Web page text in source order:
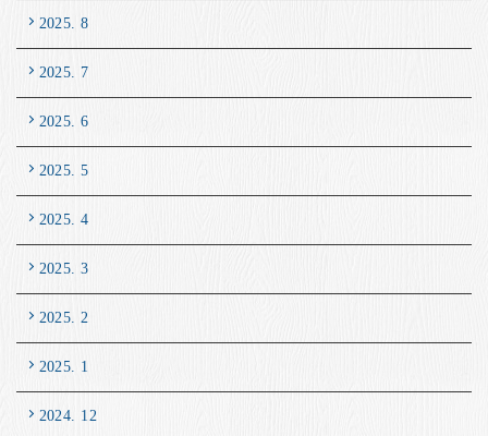
2025. 8
2025. 7
2025. 6
2025. 5
2025. 4
2025. 3
2025. 2
2025. 1
2024. 12